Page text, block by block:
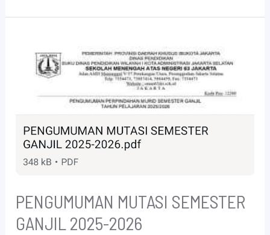
PENGUMUMAN MUTASI SEMESTER
GANJIL 2025-2026